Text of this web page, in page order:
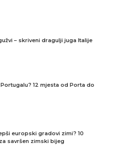
– skriveni dragulji juga Italije
12 mjesta od Porta do
europski gradovi zimi? 10
savršen zimski bijeg